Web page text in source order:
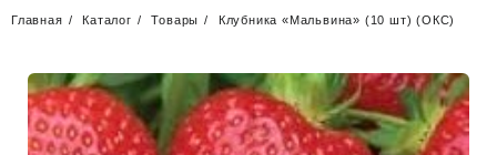
Главная Каталог Товары Клубника «Мальвина» (10 шт) (ОКС)